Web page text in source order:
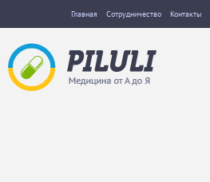
Главная Сотрудничество Контакты